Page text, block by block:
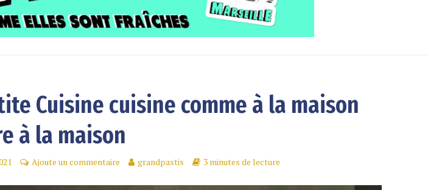
Cuisine cuisine comme à la maison
à la maison
Ajoute un commentaire grandpastis 3 minutes de lecture